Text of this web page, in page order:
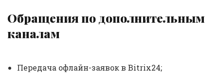
Обращения по дополнительным
каналам
Передача офлайн-заявок в Bitrix24;